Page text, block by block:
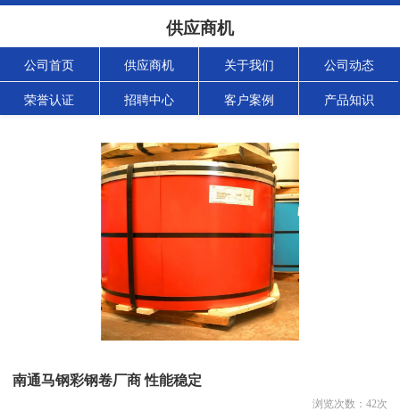
供应商机
公司首页 供应商机 关于我们 公司动态
荣誉认证 招聘中心 客户案例 产品知识
南通马钢彩钢卷厂商 性能稳定
浏览次数： 42次